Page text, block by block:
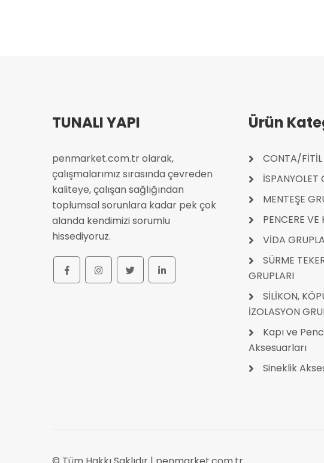
TUNALI YAPI
penmarket.com.tr olarak,
çalışmalarımız sırasında çevreden
kaliteye, çalışan sağlığından
toplumsal sorunlara kadar pek çok
alanda kendimizi sorumlu
hissediyoruz.
Ürün
CONTA/FİTİL
İSPANYOLET
MENTEŞE
PENCERE VE
VİDA
SÜRME
GRUPLARI
SİLİKON,
İZOLASYON
Kapı ve
Aksesuarları
Sineklik